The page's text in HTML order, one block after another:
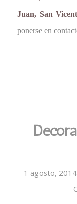
Juan, San
ponerse en
1 agosto, 2014